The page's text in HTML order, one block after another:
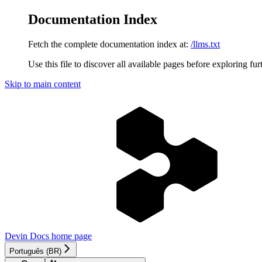
Documentation Index
Fetch the complete documentation index at: /llms.txt
Use this file to discover all available pages before exploring
Skip to main content
Devin Docs home page
Português (BR)